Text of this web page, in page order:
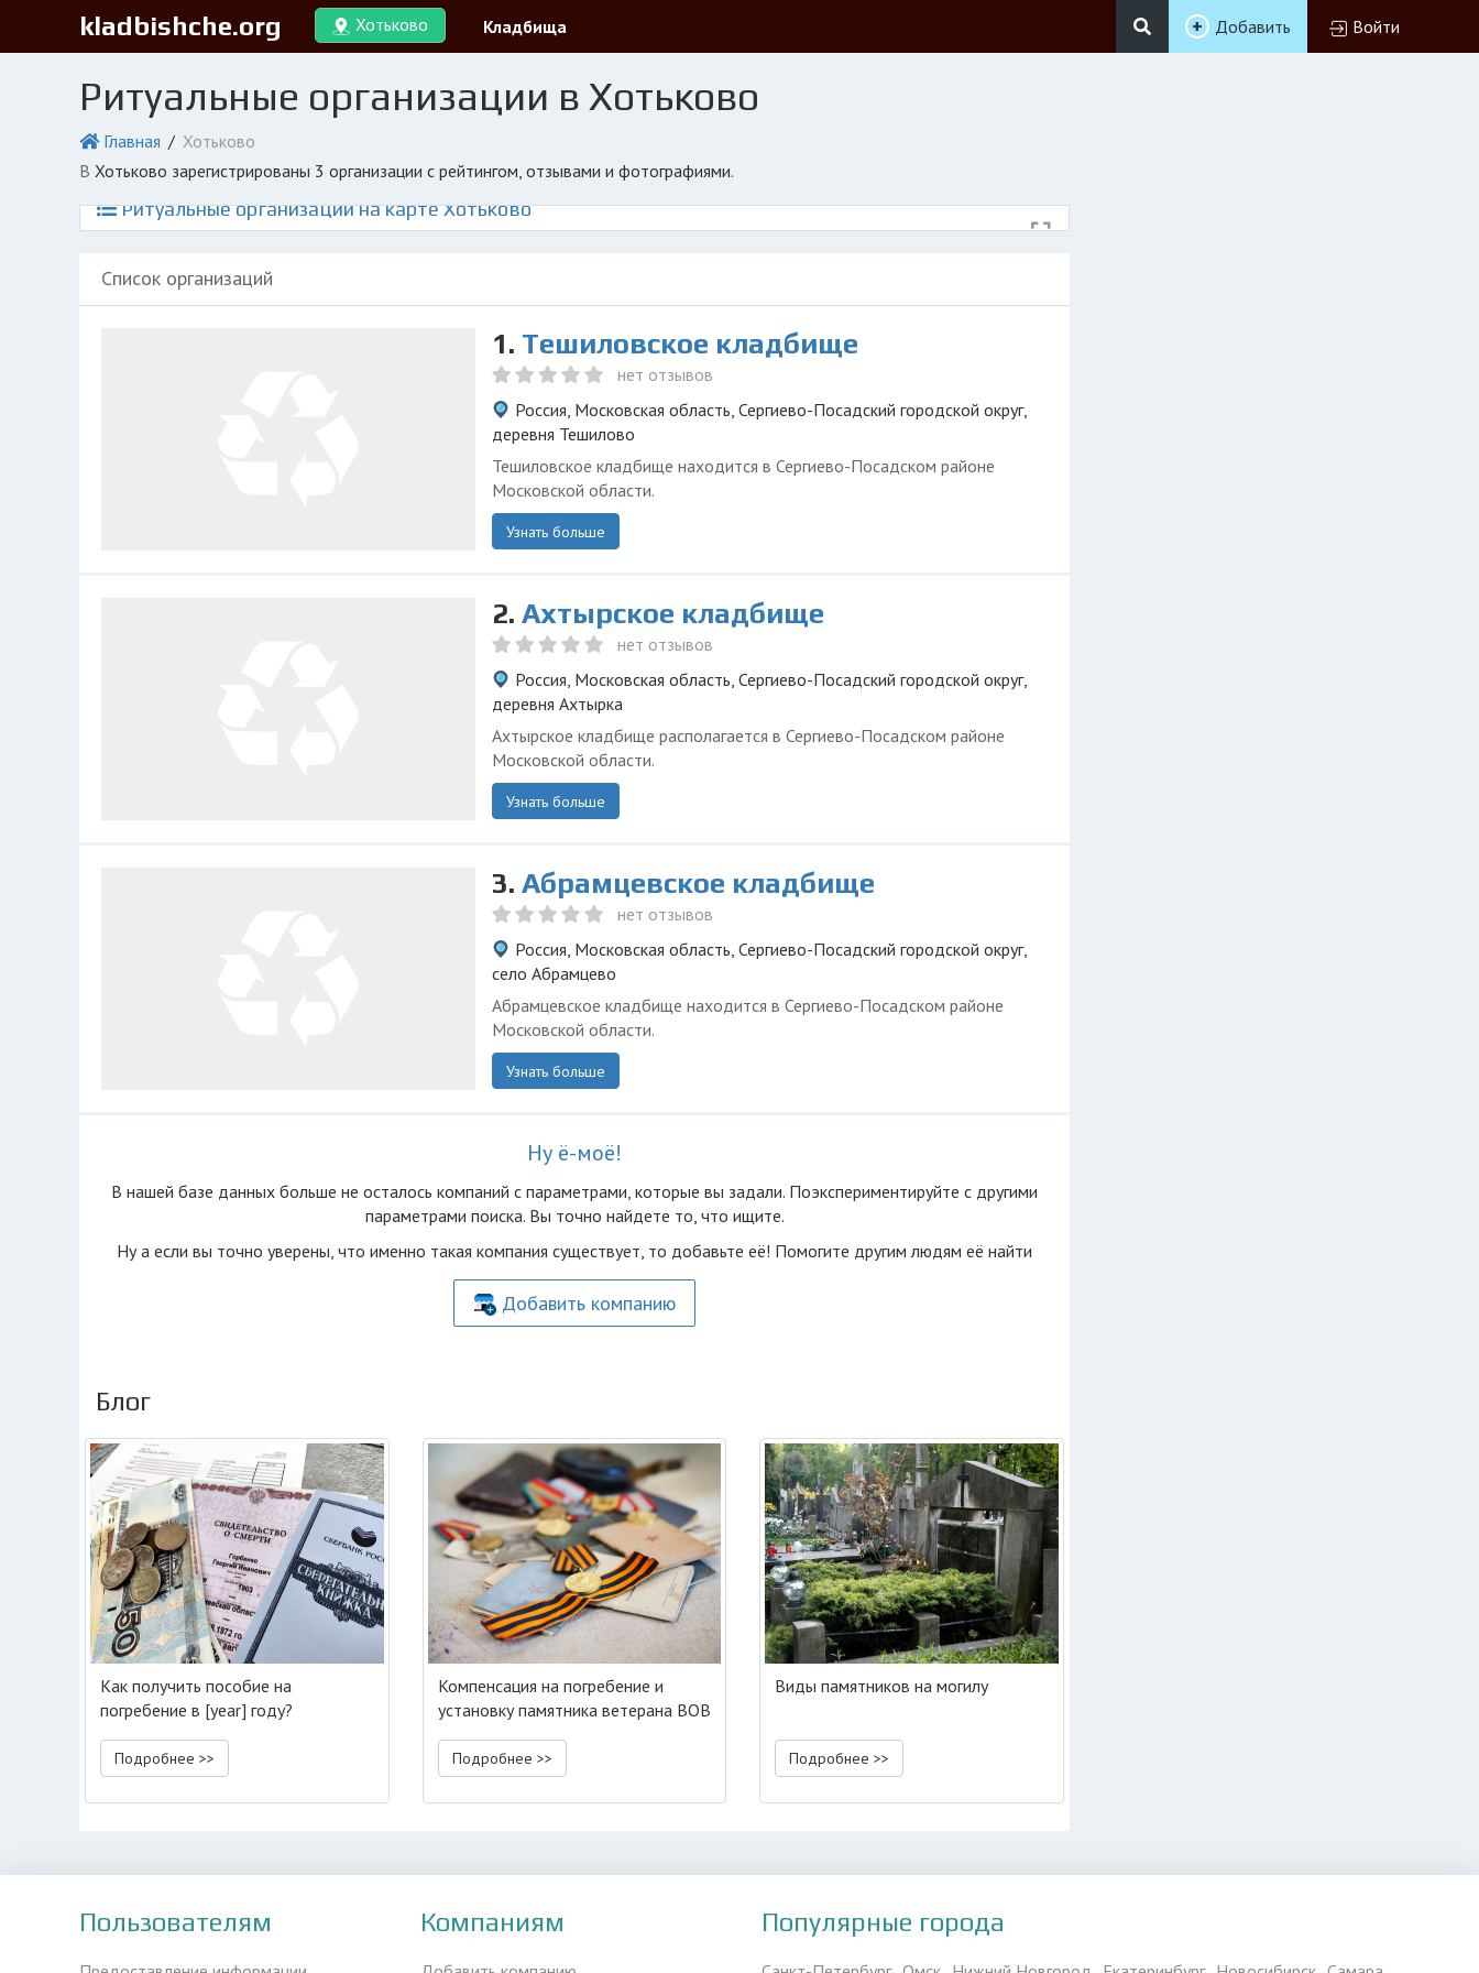
kladbishche.org Хотьково Кладбища Добавить Войти
Ритуальные организации в Хотьково
Главная
Хотьково
в Хотьково зарегистрированы 3 организации с рейтингом, отзывами и фотографиями.
Ритуальные организации на карте Хотьково
Список организаций
1. Тешиловское кладбище
нет отзывов
Россия, Московская область, Сергиево-Посадский городской округ,
деревня Тешилово
Тешиловское кладбище находится в Сергиево-Посадском районе
Московской области.
Узнать больше
2. Ахтырское кладбище
нет отзывов
Россия, Московская область, Сергиево-Посадский городской округ,
деревня Ахтырка
Ахтырское кладбище располагается в Сергиево-Посадском районе
Московской области.
Узнать больше
3. Абрамцевское кладбище
нет отзывов
Россия, Московская область, Сергиево-Посадский городской округ,
село Абрамцево
Абрамцевское кладбище находится в Сергиево-Посадском районе
Московской области.
Узнать больше
Ну ё-моё!
В нашей базе данных больше не осталоcь компаний с параметрами, которые вы задали. Поэкспериментируйте с другими
параметрами поиска. Вы точно найдете то, что ищите.
Ну а если вы точно уверены, что именно такая компания существует, то добавьте её! Помогите другим людям её найти
Добавить компанию
Блог
Как получить пособие на
погребение в [year] году?
Подробнее >>
Компенсация на погребение и
установку памятника ветерана ВОВ
Подробнее >>
Виды памятников на могилу
Подробнее >>
Пользователям Компаниям Популярные города